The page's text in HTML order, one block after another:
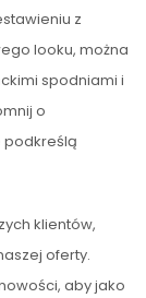
z
looku, można
spodniami i
o
podkreślą
klientów,
oferty.
aby jako